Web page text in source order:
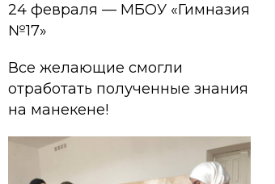
24 февраля — МБОУ «Гимназия
№17»
Все желающие смогли
отработать полученные знания
на манекене!